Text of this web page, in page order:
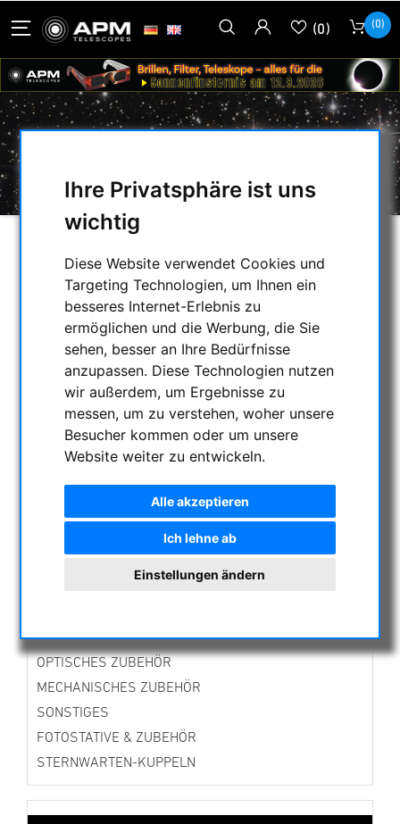
Ihre Privatsphäre ist uns
wichtig
Diese Website verwendet Cookies und
Targeting Technologien, um Ihnen ein
besseres Internet-Erlebnis zu
ermöglichen und die Werbung, die Sie
sehen, besser an Ihre Bedürfnisse
anzupassen. Diese Technologien nutzen
wir außerdem, um Ergebnisse zu
messen, um zu verstehen, woher unsere
Besucher kommen oder um unsere
Website weiter zu entwickeln.
Alle akzeptieren
Ich lehne ab
Einstellungen ändern
(0) (0)
AUSWAHL
KATEGORIEN
NACHTSICHTGERÄTE , WÄRMEKAMERAS &
ENTFERNUNGSMESSER
AKTUELLE ANGEBOTE
ASTROPROFESSIONAL TELESCOPES
SECONDHAND & LAGERBESTAND
APM PRODUKTE
ASTROEINSTIEG
SONNENBEOBACHTUNG
CMOS & CCD KAMERAS
OPTISCHES ZUBEHÖR
MECHANISCHES ZUBEHÖR
SONSTIGES
FOTOSTATIVE & ZUBEHÖR
STERNWARTEN-KUPPELN